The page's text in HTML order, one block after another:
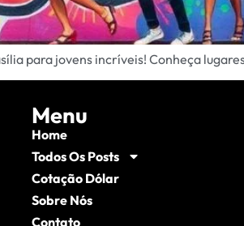
para jovens incríveis! Conheça
Menu
Home
Todos Os Posts
Cotação Dólar
Sobre Nós
Contato